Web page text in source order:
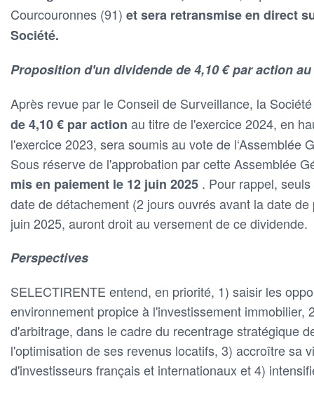
Courcouronnes (91) et sera retransmise en direct
Société.
Proposition d'un dividende de 4,10 € par action
Après revue par le Conseil de Surveillance, la
de 4,10 € par action au titre de l'exercice 2024, en
l'exercice 2023, sera soumis au vote de l‘Assemblée
Sous réserve de l'approbation par cette Assemblée
mis en paiement le 12 juin 2025 . Pour rappel,
date de détachement (2 jours ouvrés avant la date
juin 2025, auront droit au versement de ce dividende.
Perspectives
SELECTIRENTE entend, en priorité, 1) saisir les
environnement propice à l'investissement immobilier,
d'arbitrage, dans le cadre du recentrage stratégique
l'optimisation de ses revenus locatifs, 3) accroître sa
d'investisseurs français et internationaux et 4)